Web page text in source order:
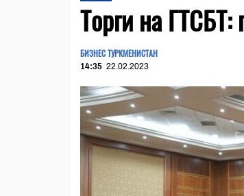
Торги на
БИЗНЕС ТУРКМЕНИСТАН
14:35 22.02.2023